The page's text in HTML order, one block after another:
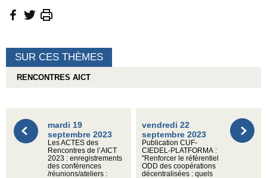
SUR CES THÈMES
RENCONTRES AICT
mardi 19
septembre 2023
Les ACTES des
Rencontres de l’AICT
2023 : enregistrements
des conférences
/réunions/ateliers :
vendredi 22
septembre 2023
Publication CUF-
CIEDEL-PLATFORMA :
"Renforcer le référentiel
ODD des coopérations
décentralisées : quels